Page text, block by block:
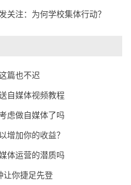
关注：为何学校集体行动？
篇也不迟
自媒体视频教程
虑做自媒体了吗
增加你的收益？
体运营的潜质吗
让你捷足先登